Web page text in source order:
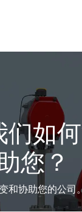
们如
您？
和协助您的公司。